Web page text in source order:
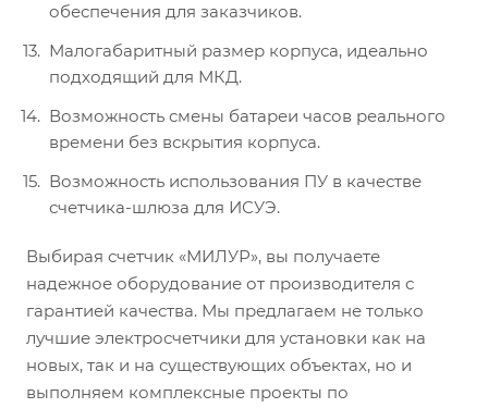
обеспечения для заказчиков.
Малогабаритный размер корпуса, идеально
подходящий для МКД.
Возможность смены батареи часов реального
времени без вскрытия корпуса.
Возможность использования ПУ в качестве
счетчика-шлюза для ИСУЭ.
Выбирая счетчик «МИЛУР», вы получаете
надежное оборудование от производителя с
гарантией качества. Мы предлагаем не только
лучшие электросчетчики для установки как на
новых, так и на существующих объектах, но и
выполняем комплексные проекты по